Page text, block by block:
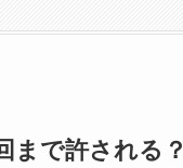
まで許される？